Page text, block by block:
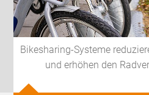
Bikesharing-Systeme
und erhöhen den